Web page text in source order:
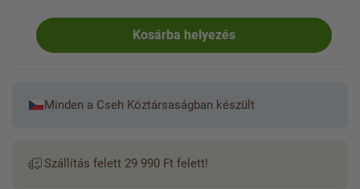
Kosárba helyezés
Minden a Cseh Köztársaságban készült
Szállítás felett 29 990 Ft felett!